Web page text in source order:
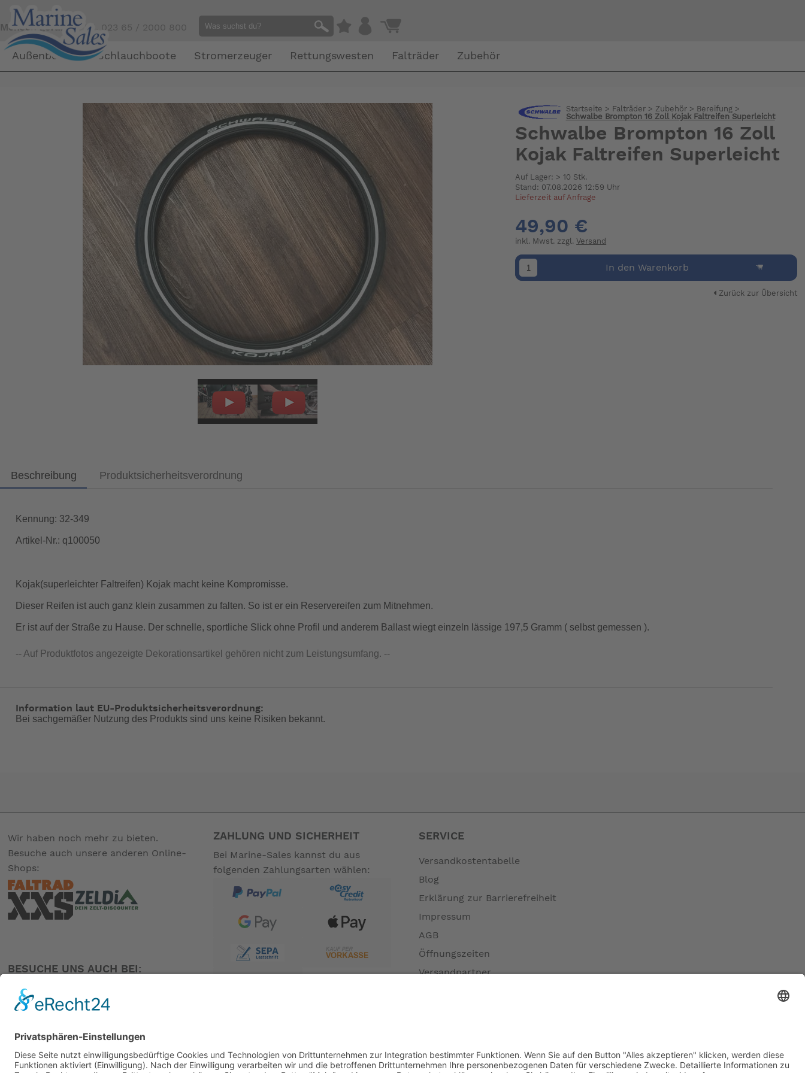
Mensch gefällig?Tel. 023 65 / 2000 800
Außenborder Schlauchboote Stromerzeuger Rettungswesten Falträder Zubehör
Startseite > Falträder> Zubehör> Bereifung>
Schwalbe Brompton 16 Zoll Kojak Faltreifen Superleicht
Schwalbe Brompton 16 Zoll
Kojak Faltreifen Superleicht
Auf Lager: > 10 Stk.
Stand: 07.08.2026 12:59 Uhr
Lieferzeit auf Anfrage
49,90 €
inkl. Mwst. zzgl. Versand
In den Warenkorb
Zurück zur Übersicht
Beschreibung Produktsicherheitsverordnung
Kennung: 32-349
Artikel-Nr.: q100050
Kojak(superleichter Faltreifen) Kojak macht keine Kompromisse.
Dieser Reifen ist auch ganz klein zusammen zu falten. So ist er ein Reservereifen zum Mitnehmen.
Er ist auf der Straße zu Hause. Der schnelle, sportliche Slick ohne Profil und anderem Ballast wiegt einzeln lässige 197,5 Gramm ( selbst gemessen ).
-- Auf Produktfotos angezeigte Dekorationsartikel gehören nicht zum Leistungsumfang. --
Information laut EU-Produktsicherheitsverordnung:
Bei sachgemäßer Nutzung des Produkts sind uns keine Risiken bekannt.
Wir haben noch mehr zu bieten.
Besuche auch unsere anderen Online-
Shops:
BESUCHE UNS AUCH BEI:
ZAHLUNG UND SICHERHEIT
Bei Marine-Sales kannst du aus
folgenden Zahlungsarten wählen:
SERVICE
Versandkostentabelle
Blog
Erklärung zur Barrierefreiheit
Impressum
AGB
Öffnungszeiten
Versandpartner
Widerrufsrecht MS